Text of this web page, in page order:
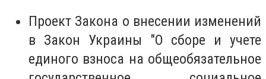
Проект Закона о внесении изменений
в Закон Украины "О сборе и учете
единого взноса на общеобязательное